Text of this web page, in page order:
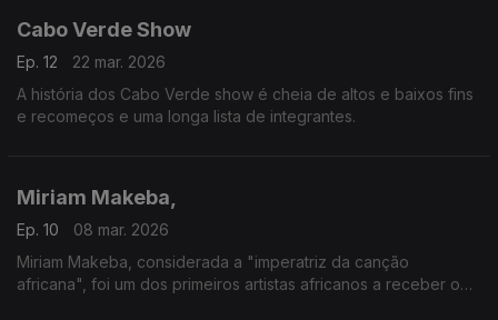
Cabo Verde Show
Ep. 12
22 mar. 2026
A história dos Cabo Verde show é cheia de altos e baixos fins
e recomeços e uma longa lista de integrantes.
Miriam Makeba,
Ep. 10
08 mar. 2026
Miriam Makeba, considerada a "imperatriz da canção
africana", foi um dos primeiros artistas africanos a receber o